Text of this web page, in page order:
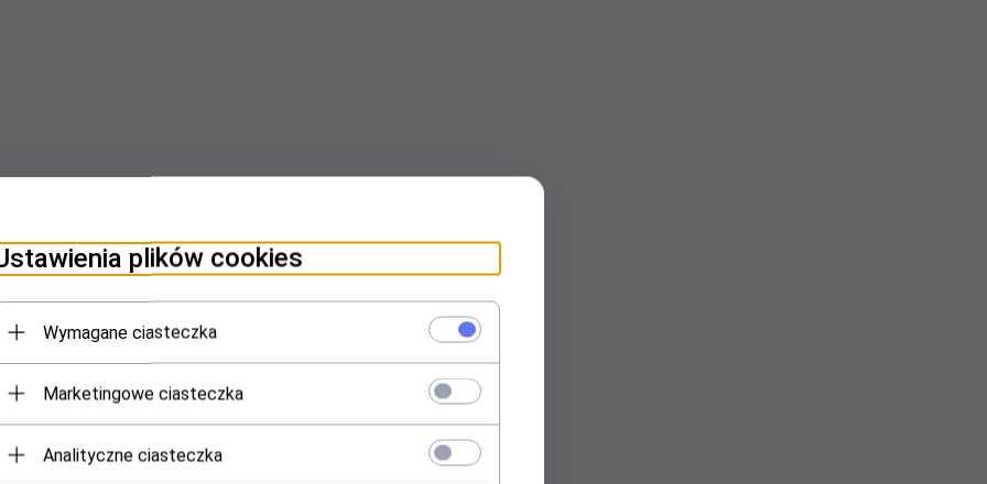
CBS-1IW 1m biały
plików cookies
Wymagane ciasteczka
Marketingowe ciasteczka
Analityczne ciasteczka